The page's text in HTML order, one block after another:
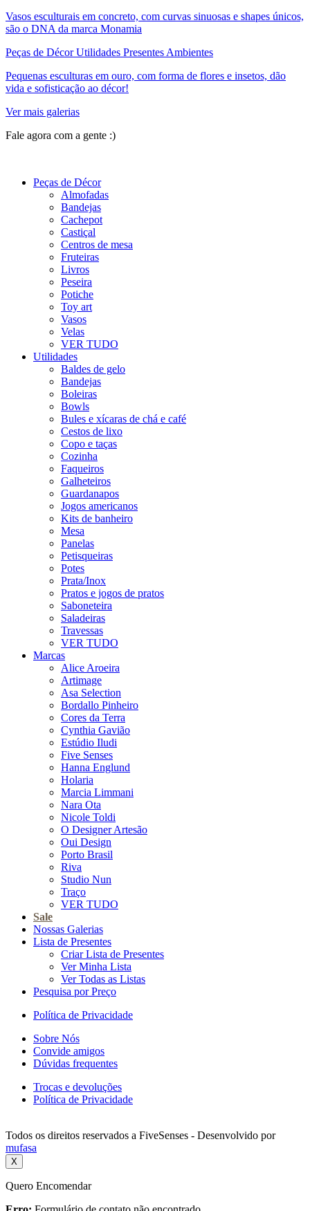
Vasos esculturais em concreto, com curvas sinuosas e shapes únicos,
são o DNA da marca Monamia
Peças de Décor Utilidades Presentes Ambientes
Pequenas esculturas em ouro, com forma de flores e insetos, dão
vida e sofisticação ao décor!
Ver mais galerias
Fale agora com a gente :)
Peças de Décor
Almofadas
Bandejas
Cachepot
Castiçal
Centros de mesa
Fruteiras
Livros
Peseira
Potiche
Toy art
Vasos
Velas
VER TUDO
Utilidades
Baldes de gelo
Bandejas
Boleiras
Bowls
Bules e xícaras de chá e café
Cestos de lixo
Copo e taças
Cozinha
Faqueiros
Galheteiros
Guardanapos
Jogos americanos
Kits de banheiro
Mesa
Panelas
Petisqueiras
Potes
Prata/Inox
Pratos e jogos de pratos
Saboneteira
Saladeiras
Travessas
VER TUDO
Marcas
Alice Aroeira
Artimage
Asa Selection
Bordallo Pinheiro
Cores da Terra
Cynthia Gavião
Estúdio Iludi
Five Senses
Hanna Englund
Holaria
Marcia Limmani
Nara Ota
Nicole Toldi
O Designer Artesão
Oui Design
Porto Brasil
Riva
Studio Nun
Traço
VER TUDO
Sale
Nossas Galerias
Lista de Presentes
Criar Lista de Presentes
Ver Minha Lista
Ver Todas as Listas
Pesquisa por Preço
Política de Privacidade
Sobre Nós
Convide amigos
Dúvidas frequentes
Trocas e devoluções
Política de Privacidade
Todos os direitos reservados a FiveSenses - Desenvolvido por
mufasa
X
Quero Encomendar